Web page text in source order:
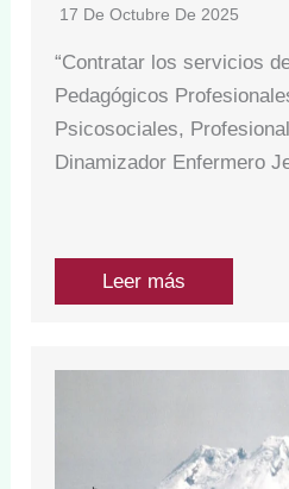
17 De Octubre De 2025
“Contratar los servicios
Pedagógicos
Psicosociales,
Dinamizador Enfermero
Leer más